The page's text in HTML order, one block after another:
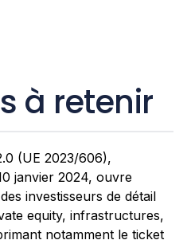
à retenir
(UE 2023/606),
janvier 2024, ouvre
investisseurs de détail
equity, infrastructures,
notamment le ticket